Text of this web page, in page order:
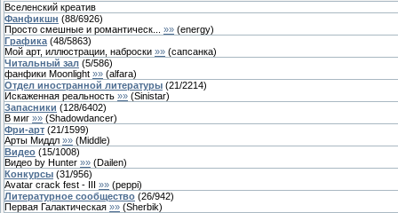
Вселенский креатив
Фанфикшн (88/6926)
Просто смешные и романтическ...
»» (energy)
Графика (48/5863)
Мой арт, иллюстрации, наброски »» (сапсанка)
Читальный зал (5/586)
фанфики Moonlight »» (alfara)
Отдел иностранной литературы (21/2214)
Искаженная реальность »» (Sinistar)
Запасники (128/6402)
В миг »» (Shadowdancer)
Фри-арт (21/1599)
Арты Миддл »» (Middle)
Видео (15/1008)
Видео by Hunter »» (Dailen)
Конкурсы (31/956)
Avatar crack fest - III »» (peppi)
Литературное сообщество (26/942)
Первая Галактическая »» (Sherbik)